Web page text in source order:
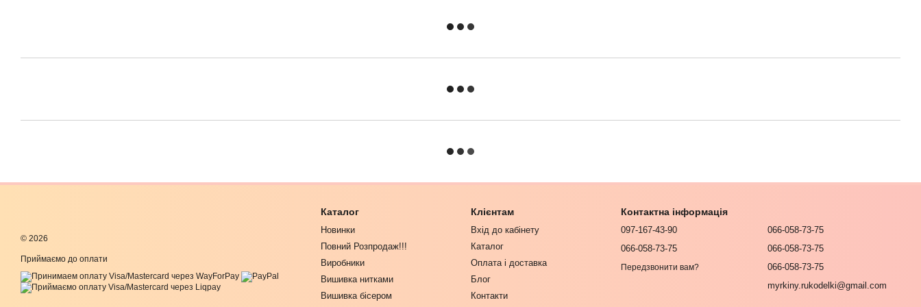
© 2026
Приймаємо до оплати
Каталог
Новинки
Повний Розпродаж!!!
Виробники
Вишивка нитками
Вишивка бісером
Клієнтам
Вхід до кабінету
Каталог
Оплата і доставка
Блог
Контакти
Контактна інформація
097-167-43-90
066-058-73-75
Передзвонити вам?
066-058-73-75
066-058-73-75
066-058-73-75
myrkiny.rukodelki@gmail.com